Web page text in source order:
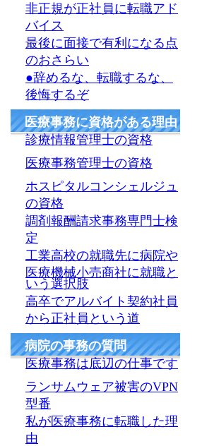
非正規が正社員に転職アド
バイス
最後に面接で有利になる点
のおさらい
●辞めるな、転職するな、
後悔するぞ
医療事務に資格がある理由
診療情報管理士の資格
医療事務管理士の資格
ホスピタルコンシェルジュ
の資格
調剤報酬請求事務専門士検
定
工業高校の就職先に病院や
医療機械小売商社に就職と
いう選択肢
高卒でアルバイト契約社員
から正社員という道
病院の事務の質問
医療事務は底辺の仕事です
ランサムウェア被害のVPN
型番
私が医療事務に転職した理
由